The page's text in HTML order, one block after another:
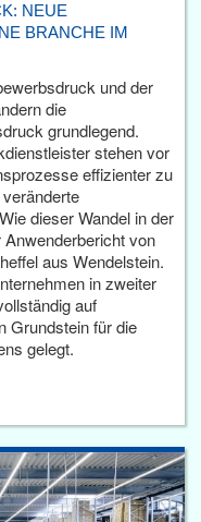
NEUE
BRANCHE IM
und der
die
grundlegend.
stehen vor
effizienter zu
dieser Wandel in der
von
aus Wendelstein.
in zweiter
auf
Grundstein für die
gelegt.